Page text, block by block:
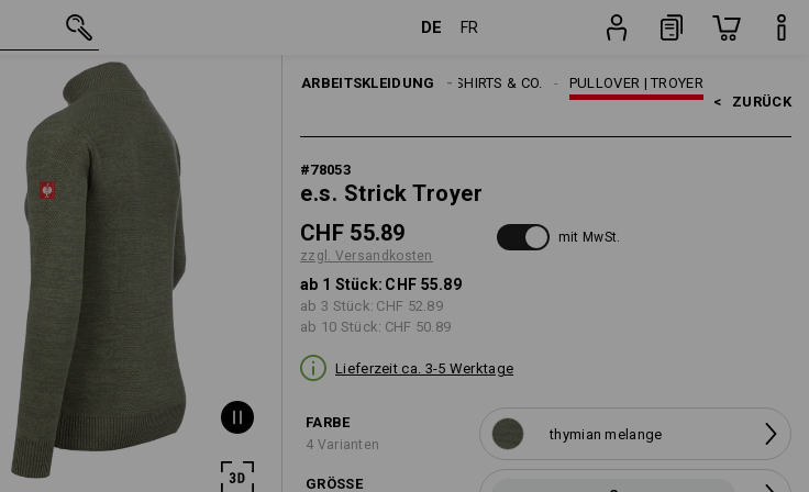
DE FR
ARBEITSKLEIDUNG PULLOVER | TROYER
SHIRTS & CO.
HERREN
< ZURÜCK
#78053
e.s. Strick Troyer
CHF 55.89
zzgl. Versandkosten
mit MwSt.
ab 1 Stück: CHF 55.89
ab 3 Stück: CHF 52.89
ab 10 Stück: CHF 50.89
Lieferzeit ca. 3-5 Werktage
FARBE
4 Varianten
thymian melange
GRÖSSE
CHF 55.89